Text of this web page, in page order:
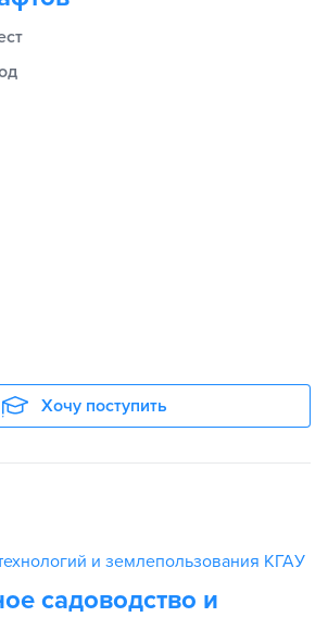
Хочу поступить
и землепользования КГАУ
садоводство и